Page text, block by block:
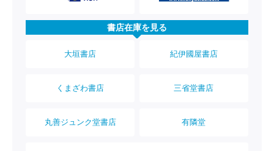
書店在庫を見る
大垣書店 紀伊國屋書店
くまざわ書店 三省堂書店
丸善ジュンク堂書店 有隣堂